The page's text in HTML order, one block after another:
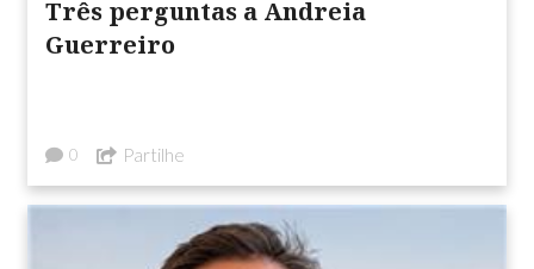
Três perguntas a Andreia
Guerreiro
0 Partilhe